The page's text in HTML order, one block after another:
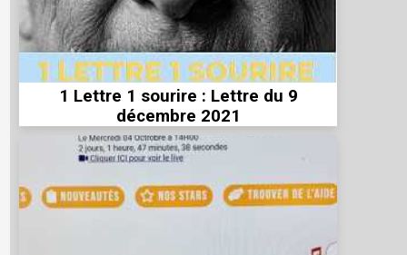
1 Lettre 1 sourire : Lettre du 9
décembre 2021